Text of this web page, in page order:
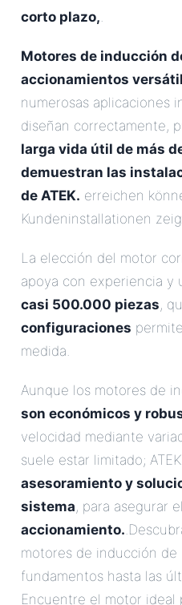
corto plazo,.
Motores de inducción
accionamientos
numerosas aplicaciones
diseñan correctamente,
larga vida útil de más
demuestran las
de ATEK. erreichen
Kundeninstallationen
La elección del motor
apoya con experiencia y
casi 500.000 piezas,
configuraciones
medida.
Aunque los motores de
son económicos y
velocidad mediante
suele estar limitado;
asesoramiento y
sistema, para asegurar el
accionamiento.
motores de inducción de
fundamentos hasta las
Encuentre el motor ideal